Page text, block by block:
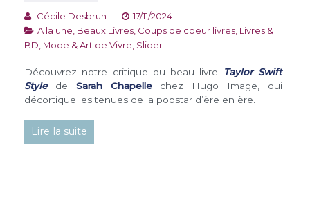
Cécile Desbrun
17/11/2024
A la une Beaux Livres Coups de coeur livres Livres &
BD Mode & Art de Vivre Slider
Découvrez notre critique du beau livre
Taylor Swift
Style
de Sarah Chapellechez Hugo Image, qui
décortique les tenues de la popstar d’ère en ère.
Lire la suite